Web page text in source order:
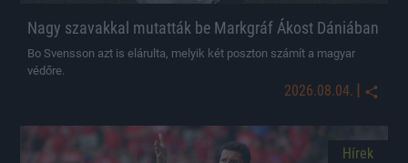
Nagy szavakkal mutatták be Markgráf Ákost Dániában
Bo Svensson azt is elárulta, melyik két poszton számít a magyar
védőre.
2026.08.04. |
Hírek